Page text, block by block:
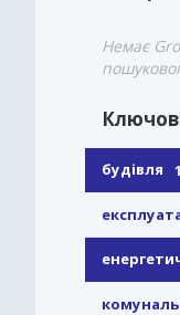
Немає
будівля 1